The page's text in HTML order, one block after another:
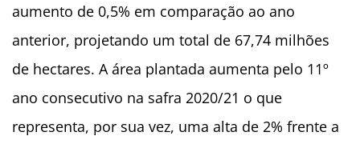
aumento de 0,5% em comparação ao ano
anterior, projetando um total de 67,74 milhões
de hectares. A área plantada aumenta pelo 11º
ano consecutivo na safra 2020/21 o que
representa, por sua vez, uma alta de 2% frente a